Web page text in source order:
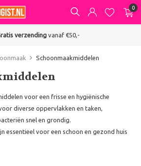
0
€50,-
Schoonmaakmiddelen
voor een frisse en hygiënische
diverse oppervlakken en taken,
snel en grondig.
essentieel voor een schoon en gezond huis